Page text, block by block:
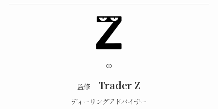
リンク
監修 Trader Z
ディーリングアドバイザー